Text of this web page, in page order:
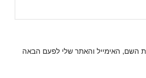
השם, האימייל והאתר שלי לפעם הבאה